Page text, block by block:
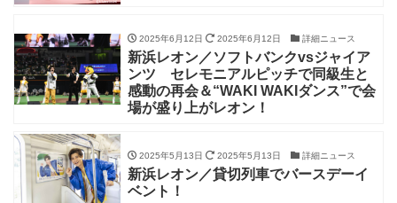
2025年6月12日 2025年6月12日 詳細ニュース
新浜レオン／ソフトバンクvsジャイア
ンツ セレモニアルピッチで同級生と
感動の再会＆“WAKI WAKIダンス”で会
場が盛り上がレオン！
2025年5月13日 2025年5月13日 詳細ニュース
新浜レオン／貸切列車でバースデーイ
ベント！